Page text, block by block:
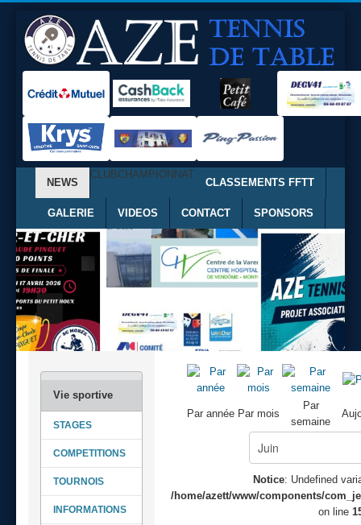
NEWS
CLUBCHAMPIONNAT
CLASSEMENTS FFTT
GALERIE VIDEOS CONTACT SPONSORS
STAGES
COMPETITIONS
TOURNOIS
INFORMATIONS
Par année Par mois
Par
semaine
Notice: Undefined
/home/azett/www/components/
on line